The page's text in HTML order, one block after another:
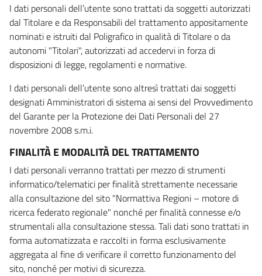
I dati personali dell’utente sono trattati da soggetti autorizzati
dal Titolare e da Responsabili del trattamento appositamente
nominati e istruiti dal Poligrafico in qualità di Titolare o da
autonomi "Titolari", autorizzati ad accedervi in forza di
disposizioni di legge, regolamenti e normative.
I dati personali dell’utente sono altresì trattati dai soggetti
designati Amministratori di sistema ai sensi del Provvedimento
del Garante per la Protezione dei Dati Personali del 27
novembre 2008 s.m.i.
FINALITÀ E MODALITÀ DEL TRATTAMENTO
I dati personali verranno trattati per mezzo di strumenti
informatico/telematici per finalità strettamente necessarie
alla consultazione del sito "Normattiva Regioni – motore di
ricerca federato regionale" nonché per finalità connesse e/o
strumentali alla consultazione stessa. Tali dati sono trattati in
forma automatizzata e raccolti in forma esclusivamente
aggregata al fine di verificare il corretto funzionamento del
sito, nonché per motivi di sicurezza.